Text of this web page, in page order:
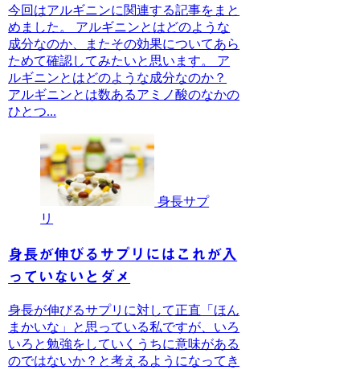
今回はアルギニンに関連する記事をまと
めました。 アルギニンとはどのような
成分なのか、またその効果についてあら
ためて確認してみたいと思います。 ア
ルギニンとはどのような成分なのか？
アルギニンとは数あるアミノ酸のなかの
ひとつ...
身長サプ
リ
身長が伸びるサプリにはこれが入
っていないとダメ
身長が伸びるサプリに対して正直「ほん
まかいな」と思っている私ですが、いろ
いろと勉強をしていくうちに意味がある
のではないか？と考えるようになってき